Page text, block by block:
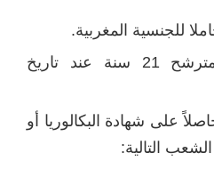
للجنسية المغربية.
ألا يتجاوز سن المترشح 21 سنة عند تاريخ
على شهادة البكالوريا أو
التالية: